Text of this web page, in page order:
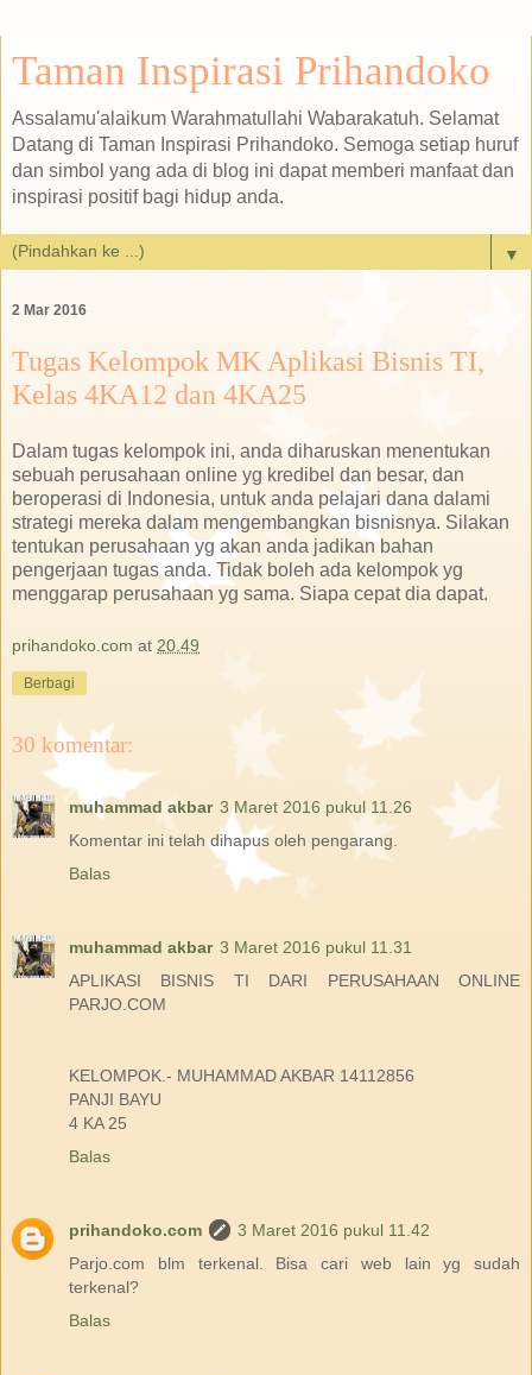
Taman Inspirasi Prihandoko
Assalamu'alaikum Warahmatullahi Wabarakatuh. Selamat
Datang di Taman Inspirasi Prihandoko. Semoga setiap huruf
dan simbol yang ada di blog ini dapat memberi manfaat dan
inspirasi positif bagi hidup anda.
▼
2 Mar 2016
Tugas Kelompok MK Aplikasi Bisnis TI,
Kelas 4KA12 dan 4KA25
Dalam tugas kelompok ini, anda diharuskan menentukan
sebuah perusahaan online yg kredibel dan besar, dan
beroperasi di Indonesia, untuk anda pelajari dana dalami
strategi mereka dalam mengembangkan bisnisnya. Silakan
tentukan perusahaan yg akan anda jadikan bahan
pengerjaan tugas anda. Tidak boleh ada kelompok yg
menggarap perusahaan yg sama. Siapa cepat dia dapat.
prihandoko.com at 20.49
Berbagi
30 komentar:
muhammad akbar 3 Maret 2016 pukul 11.26
Komentar ini telah dihapus oleh pengarang.
Balas
muhammad akbar 3 Maret 2016 pukul 11.31
APLIKASI BISNIS TI DARI PERUSAHAAN ONLINE
PARJO.COM
KELOMPOK.- MUHAMMAD AKBAR 14112856
PANJI BAYU
4 KA 25
Balas
prihandoko.com
3 Maret 2016 pukul 11.42
Parjo.com blm terkenal. Bisa cari web lain yg sudah
terkenal?
Balas